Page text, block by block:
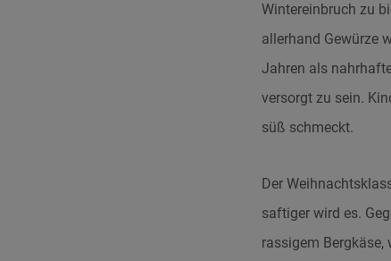
Wintereinbruch zu
allerhand Gewürze
Jahren als
versorgt zu sein.
süß schmeckt.
Der
saftiger wird es.
rassigem Bergkäse,